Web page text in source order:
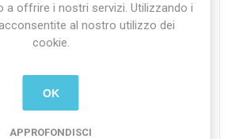
a offrire i nostri servizi. Utilizzando i
al nostro utilizzo dei
cookie.
OK
APPROFONDISCI